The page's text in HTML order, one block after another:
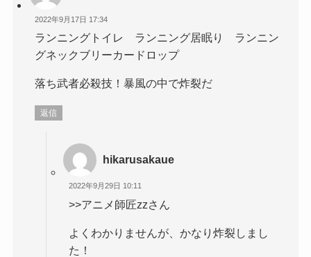
2022年9月17日 17:34
ランニングトイレ ランニング居眠り ランニン
グネックブリーカードロップ
落ち武者必殺技！暴風の中で炸裂だ
返信
hikarusakaue
2022年9月29日 10:11
>>アニメ師匠zzさん
よくわかりませんが、かなり炸裂しまし
た！